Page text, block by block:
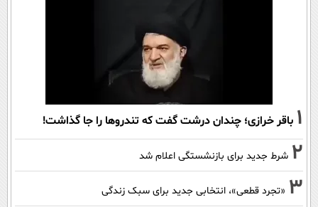
1 باقر خرازی؛ چندان درشت گفت که تندروها را جا گذاشت!
2 شرط جدید برای بازنشستگی اعلام شد
3 «تجرد قطعی»، انتخابی جدید برای سبک زندگی